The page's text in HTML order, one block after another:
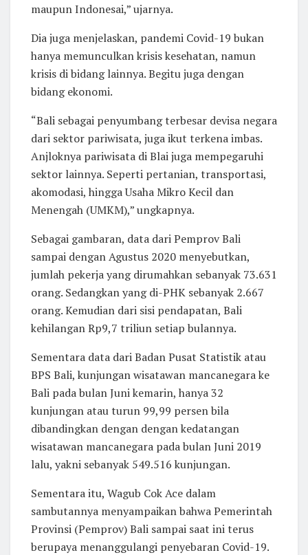
maupun Indonesai,” ujarnya.
Dia juga menjelaskan, pandemi Covid-19 bukan
hanya memunculkan krisis kesehatan, namun
krisis di bidang lainnya. Begitu juga dengan
bidang ekonomi.
“Bali sebagai penyumbang terbesar devisa negara
dari sektor pariwisata, juga ikut terkena imbas.
Anjloknya pariwisata di Blai juga mempegaruhi
sektor lainnya. Seperti pertanian, transportasi,
akomodasi, hingga Usaha Mikro Kecil dan
Menengah (UMKM),” ungkapnya.
Sebagai gambaran, data dari Pemprov Bali
sampai dengan Agustus 2020 menyebutkan,
jumlah pekerja yang dirumahkan sebanyak 73.631
orang. Sedangkan yang di-PHK sebanyak 2.667
orang. Kemudian dari sisi pendapatan, Bali
kehilangan Rp9,7 triliun setiap bulannya.
Sementara data dari Badan Pusat Statistik atau
BPS Bali, kunjungan wisatawan mancanegara ke
Bali pada bulan Juni kemarin, hanya 32
kunjungan atau turun 99,99 persen bila
dibandingkan dengan dengan kedatangan
wisatawan mancanegara pada bulan Juni 2019
lalu, yakni sebanyak 549.516 kunjungan.
Sementara itu, Wagub Cok Ace dalam
sambutannya menyampaikan bahwa Pemerintah
Provinsi (Pemprov) Bali sampai saat ini terus
berupaya menanggulangi penyebaran Covid-19.